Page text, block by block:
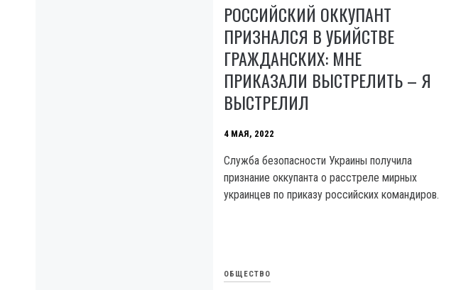
РОССИЙСКИЙ ОККУПАНТ
ПРИЗНАЛСЯ В УБИЙСТВЕ
ГРАЖДАНСКИХ: МНЕ
ПРИКАЗАЛИ ВЫСТРЕЛИТЬ – Я
ВЫСТРЕЛИЛ
4 МАЯ, 2022
Служба безопасности Украины получила
признание оккупанта о расстреле мирных
украинцев по приказу российских командиров.
ОБЩЕСТВО